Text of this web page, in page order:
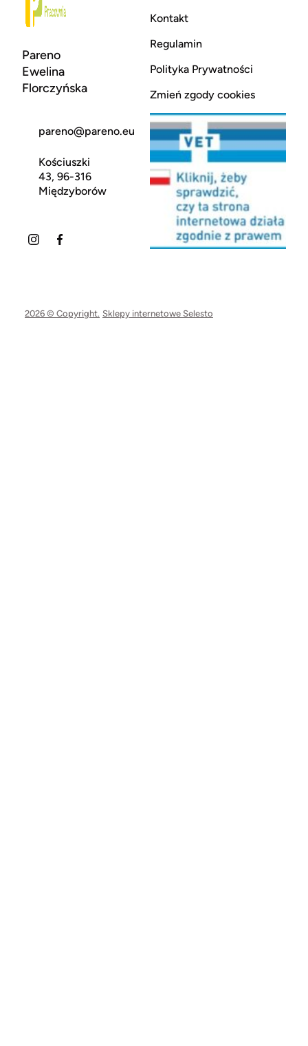
Pareno
Ewelina
Florczyńska
pareno@pareno.eu
Kościuszki
43, 96-316
Międzyborów
Kontakt
Regulamin
Polityka Prywatności
Zmień zgody cookies
2026 © Copyright. Sklepy internetowe Selesto